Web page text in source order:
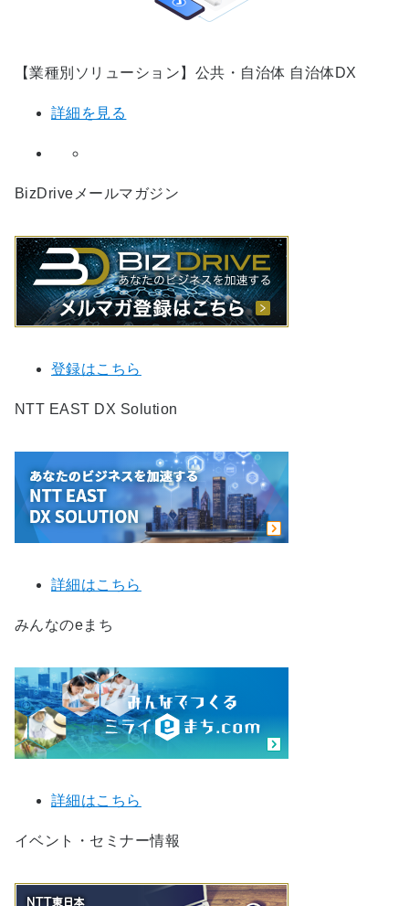
【業種別ソリューション】公共・自治体 自治体DX
詳細を見る
BizDriveメールマガジン
登録はこちら
NTT EAST DX Solution
詳細はこちら
みんなのeまち
詳細はこちら
イベント・セミナー情報